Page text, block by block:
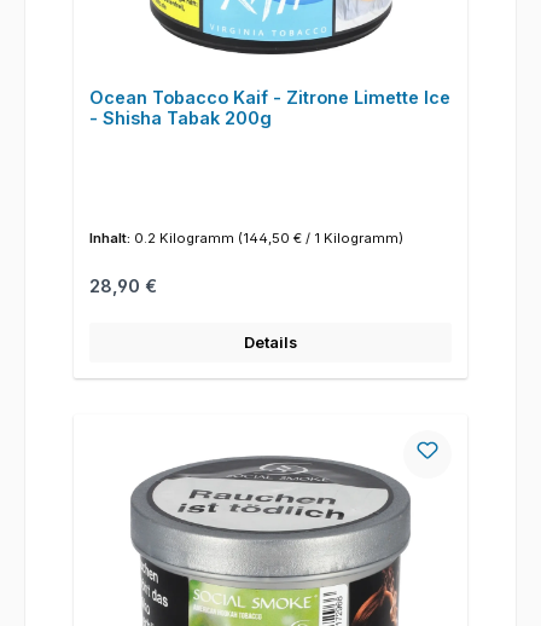
Ocean Tobacco Kaif - Zitrone Limette Ice
- Shisha Tabak 200g
Inhalt: 0.2 Kilogramm (144,50 € / 1 Kilogramm)
Regulärer Preis:
28,90 €
Details